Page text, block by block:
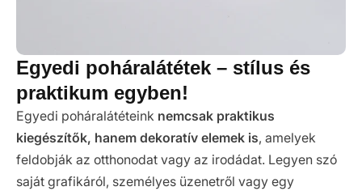
Egyedi poháralátétek – stílus és
praktikum egyben!
Egyedi poháralátéteink nemcsak praktikus
kiegészítők, hanem dekoratív elemek is, amelyek
feldobják az otthonodat vagy az irodádat. Legyen szó
saját grafikáról, személyes üzenetről vagy egy